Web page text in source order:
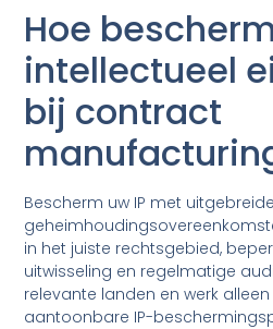
Hoe
intellectueel
bij contract
Bescherm uw IP met uitgebreide
in het juiste rechtsgebied,
uitwisseling en regelmatige
relevante landen en werk
aantoonbare IP-